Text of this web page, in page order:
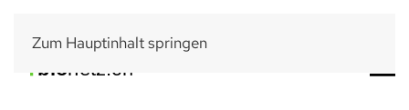
Zum Hauptinhalt springen